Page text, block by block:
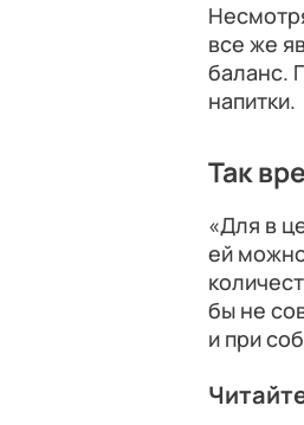
все же
баланс.
напитки.
Так
«Для в
ей
бы не
и при